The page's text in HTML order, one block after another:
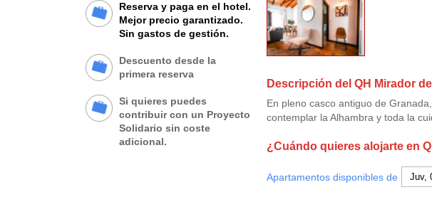
Reserva y paga en el hotel.
Mejor precio garantizado.
Sin gastos de gestión.
Descuento desde la
primera reserva
Si quieres puedes
contribuir con un Proyecto
Solidario sin coste
adicional.
Descripción del QH Mirador
En pleno casco antiguo de
contemplar la Alhambra y toda la
¿Cuándo quieres alojarte en
Apartamentos disponibles de